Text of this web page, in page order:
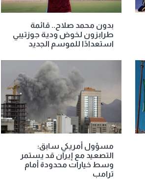
بدون محمد صلاح.. قائمة
طرابزون لخوض ودية جوزتيبي
استعدادًا للموسم الجديد
مسؤول أمريكي سابق:
التصعيد مع إيران قد يستمر
وسط خيارات محدودة أمام
ترامب